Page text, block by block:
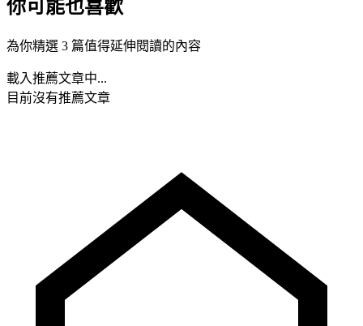
你可能也喜歡
為你精選 3 篇值得延伸閱讀的內容
載入推薦文章中...
目前沒有推薦文章